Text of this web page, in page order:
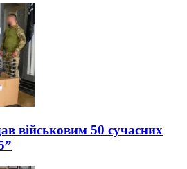
військовим 50 сучасних